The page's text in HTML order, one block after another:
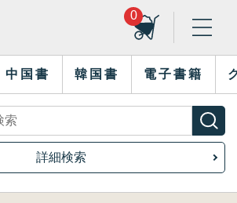
0
中国書 韓国書 電子書籍
詳細検索